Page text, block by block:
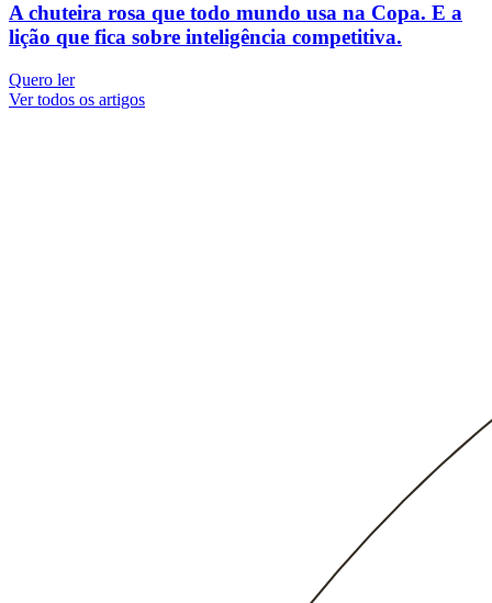
A chuteira rosa que todo mundo usa na Copa. E a
lição que fica sobre inteligência competitiva.
Quero ler
Ver todos os artigos